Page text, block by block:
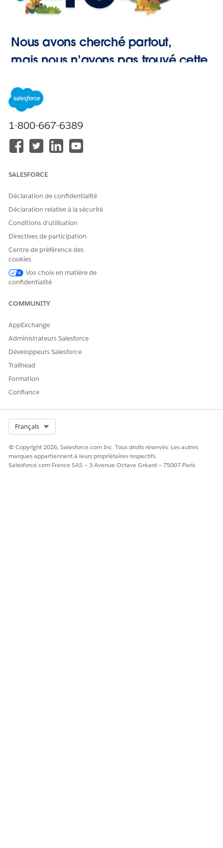
Nous avons cherché partout,
mais nous n’avons pas trouvé cette
1-800-667-6389
SALESFORCE
Déclaration de confidentialité
Déclaration relative à la sécurité
Conditions d’utilisation
Directives de participation
Centre de préférence des
cookies
Vos choix en matière de
confidentialité
COMMUNITY
AppExchange
Administrateurs Salesforce
Développeurs Salesforce
Trailhead
Formation
Confiance
Français
© Copyright 2026, Salesforce.com Inc. Tous droits réservés. Les autres
marques appartiennent à leurs propriétaires respectifs.
Salesforce.com France SAS – 3 Avenue Octave Gréard – 75007 Paris